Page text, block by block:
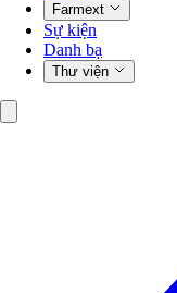
Farmext
Sự kiện
Danh bạ
Thư viện